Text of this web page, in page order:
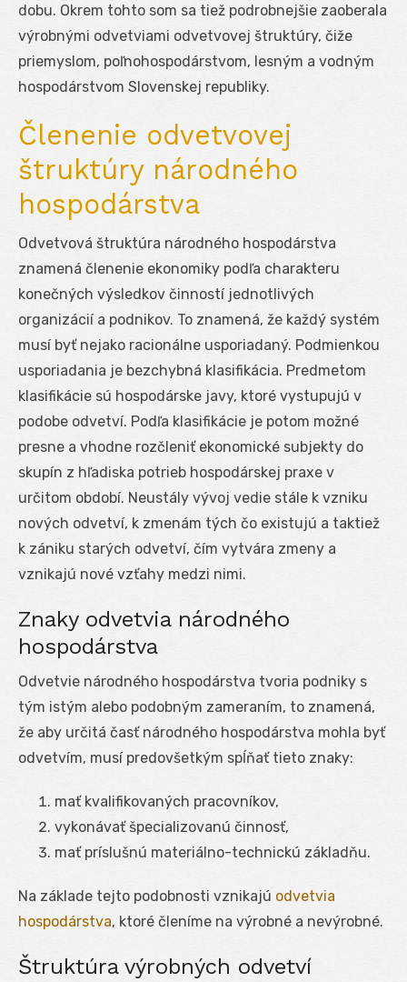
dobu. Okrem tohto som sa tiež podrobnejšie zaoberala
výrobnými odvetviami odvetvovej štruktúry, čiže
priemyslom, poľnohospodárstvom, lesným a vodným
hospodárstvom Slovenskej republiky.
Členenie odvetvovej
štruktúry národného
hospodárstva
Odvetvová štruktúra národného hospodárstva
znamená členenie ekonomiky podľa charakteru
konečných výsledkov činností jednotlivých
organizácií a podnikov. To znamená, že každý systém
musí byť nejako racionálne usporiadaný. Podmienkou
usporiadania je bezchybná klasifikácia. Predmetom
klasifikácie sú hospodárske javy, ktoré vystupujú v
podobe odvetví. Podľa klasifikácie je potom možné
presne a vhodne rozčleniť ekonomické subjekty do
skupín z hľadiska potrieb hospodárskej praxe v
určitom období. Neustály vývoj vedie stále k vzniku
nových odvetví, k zmenám tých čo existujú a taktiež
k zániku starých odvetví, čím vytvára zmeny a
vznikajú nové vzťahy medzi nimi.
Znaky odvetvia národného
hospodárstva
Odvetvie národného hospodárstva tvoria podniky s
tým istým alebo podobným zameraním, to znamená,
že aby určitá časť národného hospodárstva mohla byť
odvetvím, musí predovšetkým spĺňať tieto znaky:
mať kvalifikovaných pracovníkov,
vykonávať špecializovanú činnosť,
mať príslušnú materiálno-technickú základňu.
Na základe tejto podobnosti vznikajú odvetvia
hospodárstva, ktoré členíme na výrobné a nevýrobné.
Štruktúra výrobných odvetví